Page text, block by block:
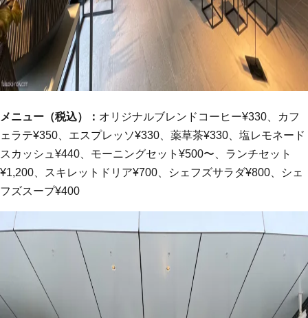
メニュー（税込）： オリジナルブレンドコーヒー¥330、カフ
ェラテ¥350、エスプレッソ¥330、薬草茶¥330、塩レモネード
スカッシュ¥440、モーニングセット¥500〜、ランチセット
¥1,200、スキレット ドリア¥700、シェフズサラダ¥800、シェ
フズスープ¥400